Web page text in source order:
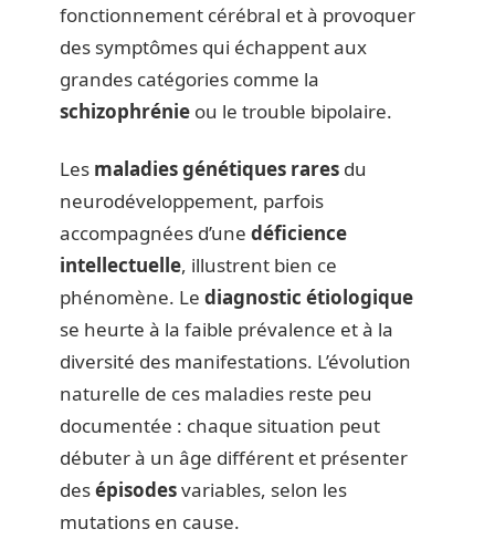
fonctionnement cérébral et à provoquer
des symptômes qui échappent aux
grandes catégories comme la
schizophrénie ou le trouble bipolaire.
Les maladies génétiques rares du
neurodéveloppement, parfois
accompagnées d’une déficience
intellectuelle, illustrent bien ce
phénomène. Le diagnostic étiologique
se heurte à la faible prévalence et à la
diversité des manifestations. L’évolution
naturelle de ces maladies reste peu
documentée : chaque situation peut
débuter à un âge différent et présenter
desépisodesvariables, selon les
mutations en cause.